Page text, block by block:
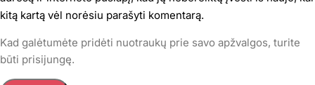
kitą kartą vėl norėsiu parašyti komentarą.
Kad galėtumėte pridėti nuotraukų prie savo apžvalgos, turite
būti prisijungę.